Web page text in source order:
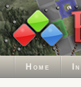
Home